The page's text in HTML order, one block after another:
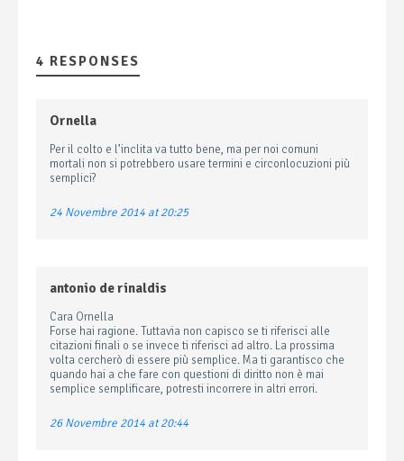
4 RESPONSES
Ornella
Per il colto e l’inclita va tutto bene, ma per noi comuni
mortali non si potrebbero usare termini e circonlocuzioni più
semplici?
24 Novembre 2014 at 20:25
antonio de rinaldis
Cara Ornella
Forse hai ragione. Tuttavia non capisco se ti riferisci alle
citazioni finali o se invece ti riferisci ad altro. La prossima
volta cercherò di essere più semplice. Ma ti garantisco che
quando hai a che fare con questioni di diritto non è mai
semplice semplificare, potresti incorrere in altri errori.
26 Novembre 2014 at 20:44